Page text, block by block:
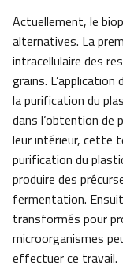
Actuellement, le
alternatives. La
intracellulaire des
grains.
la purification du
dans l’obtention de
leur intérieur, cette
purification du
produire des
fermentation.
transformés pour
microorganismes
effectuer ce travail.